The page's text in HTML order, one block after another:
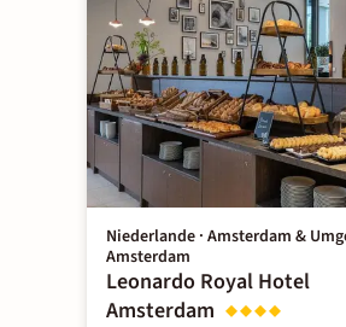
Niederlande · Amsterdam &
Amsterdam
Leonardo Royal Hotel
Amsterdam